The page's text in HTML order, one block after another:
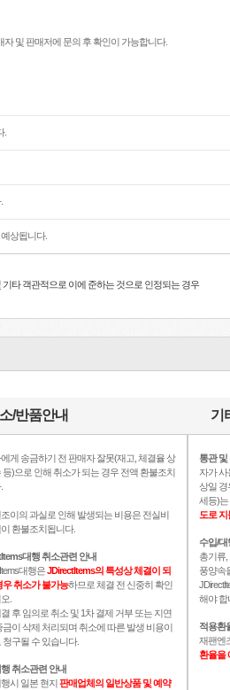
및 판매저에 문의 후 확인이 가능합니다.
.
상됩니다.
타 객관적으로 이에 준하는 것으로 인정되는 경우
/반품안내 기
게 송금하기 전 판매자 잘못(재고, 체결율 상
등)으로 인해 취소가 되는 경우 전액 환불조치
이의 과실로 인해 발생되는 비용은 전실비
환불조치됩니다.
대행 취소관련 안내
대행은JDirectItems의 특성상 체결이 되
우 취소가 불가능하므로 체결 전 신중히 확인
.
후 임의로 취소 및 1차 결제 거부 또는 지연
금이 삭제 처리되며 취소에 따른 발생 비용이
청구될 수 있습니다.
취소관련 안내
시 일본 현지판매업체의 일반상품 및 예약
통관 및
자가 사
상일 경
세등)는
도로 지
수입/대
총기류,
풍양속
해야 합
적용환
재팬엔
환율을